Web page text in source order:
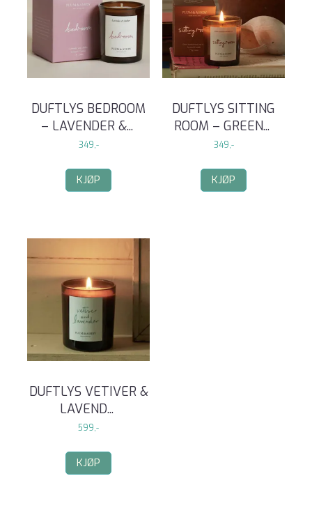
DUFTLYS BEDROOM
– LAVENDER &...
349,-
KJØP
DUFTLYS SITTING
ROOM – GREEN...
349,-
KJØP
DUFTLYS VETIVER &
LAVEND...
599,-
KJØP